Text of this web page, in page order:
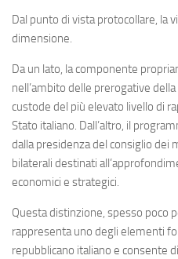
Dal punto di vista protocollare, la
dimensione.
Da un lato, la componente
nell’ambito delle prerogative
custode del più elevato livello di
Stato italiano. Dall’altro, il
dalla presidenza del consiglio dei
bilaterali destinati
economici e strategici.
Questa distinzione, spesso poco
rappresenta uno degli elementi
repubblicano italiano e consente